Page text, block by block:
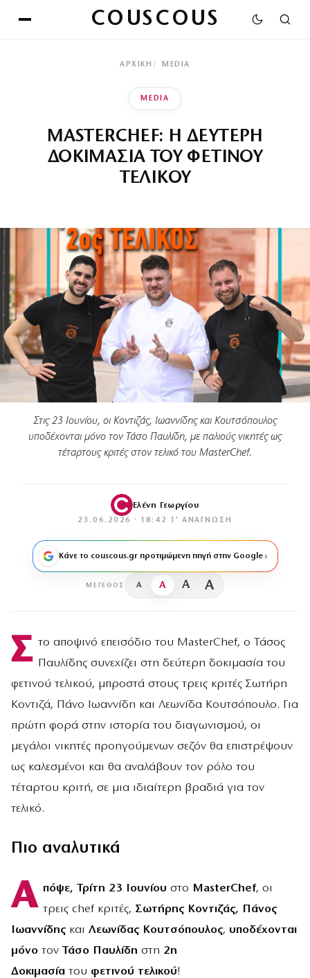
COUSCOUS
ΑΡΧΙΚΉ MEDIA
MEDIA
MASTERCHEF: Η ΔΕΥΤΕΡΗ
ΔΟΚΙΜΑΣΙΑ ΤΟΥ ΦΕΤΙΝΟΥ
ΤΕΛΙΚΟΥ
Στις 23 Ιουνίου, οι Κοντιζάς, Ιωαννίδης και Κουτσόπουλος
υποδέχονται μόνο τον Τάσο Παυλίδη, με παλιούς νικητές ως
τέταρτους κριτές στον τελικό του MasterChef.
Ελένη Γεωργίου
23.06.2026 · 18:42 · 1′ ΑΝΆΓΝΩΣΗ
Κάνε το couscous.gr προτιμώμενη πηγή στην Google
ΜΈΓΕΘΟΣ A A A A
Σ το αποψινό επεισόδιο του MasterChef, ο Τάσος
Παυλίδης συνεχίζει στη δεύτερη δοκιμασία του
φετινού τελικού, μπροστά στους τρεις κριτές Σωτήρη
Κοντιζά, Πάνο Ιωαννίδη και Λεωνίδα Κουτσόπουλο. Για
πρώτη φορά στην ιστορία του διαγωνισμού, οι
μεγάλοι νικητές προηγούμενων σεζόν θα επιστρέψουν
ως καλεσμένοι και θα αναλάβουν τον ρόλο του
τέταρτου κριτή, σε μια ιδιαίτερη βραδιά για τον
τελικό.
Πιο αναλυτικά
Α πόψε, Τρίτη 23 Ιουνίου στο MasterChef, οι
τρεις chef κριτές, Σωτήρης Κοντιζάς, Πάνος
Ιωαννίδης και Λεωνίδας Κουτσόπουλος, υποδέχονται
μόνο τον Τάσο Παυλίδη στη 2η
Δοκιμασία του φετινού τελικού!